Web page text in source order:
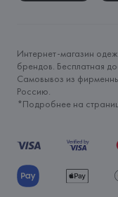
Интернет-магазин
брендов. Бесплатная
Самовывоз из
Россию.
*Подробнее на